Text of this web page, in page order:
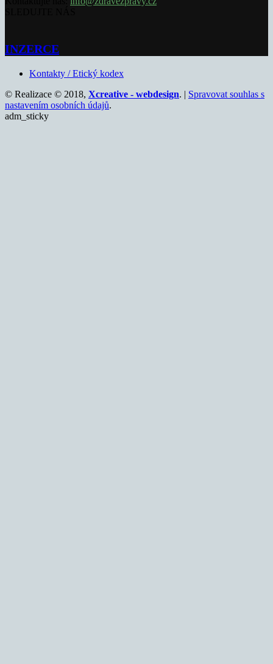
INZERCE
Kontakty / Etický kodex
© Realizace © 2018, Xcreative - webdesign. | Spravovat souhlas s
nastavením osobních údajů.
adm_sticky